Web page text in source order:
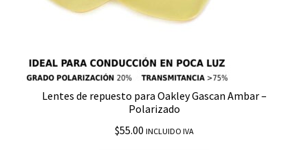
Lentes de repuesto para Oakley Gascan Ambar –
Polarizado
$55.00 INCLUIDO IVA